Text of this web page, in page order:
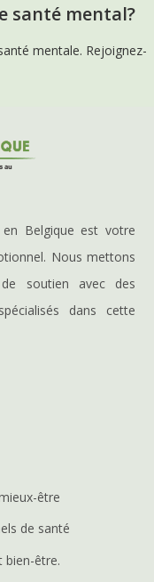
santé mental?
mentale. Rejoignez-
Belgique est votre
Nous mettons
soutien avec des
dans cette
être
de santé
bien-être.